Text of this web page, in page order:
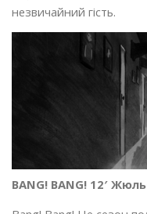
незвичайний гість.
BANG! BANG! 12′